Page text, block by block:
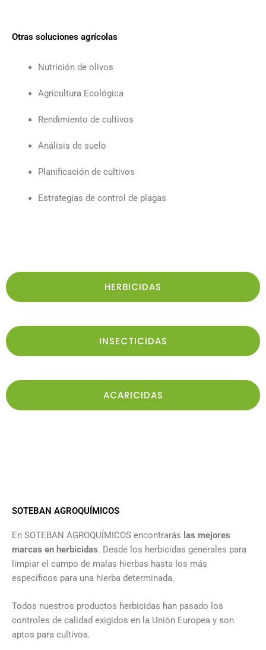
Otras soluciones agrícolas
Nutrición de olivos
Agricultura Ecológica
Rendimiento de cultivos
Análisis de suelo
Planificación de cultivos
Estrategias de control de plagas
HERBICIDAS
INSECTICIDAS
ACARICIDAS
SOTEBAN AGROQUÍMICOS
En SOTEBAN AGROQUÍMICOS encontrarás las mejores
marcas en herbicidas. Desde los herbicidas generales para
limpiar el campo de malas hierbas hasta los más
específicos para una hierba determinada.
Todos nuestros productos herbicidas han pasado los
controles de calidad exigidos en la Unión Europea y son
aptos para cultivos.